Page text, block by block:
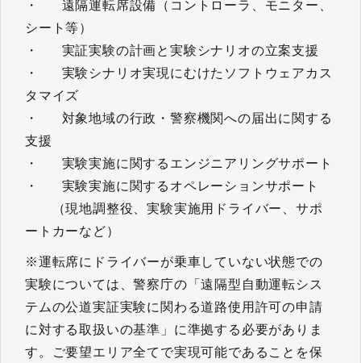
・ 遠隔運転席設備（コントローラ、モニター、
シート等）
・ 実証実験の計画と実験シナリオの立案支援
・ 実験シナリオ実現にむけたソフトウェアカス
タマイズ
・ 対象地域の行政・警察機関への届出に関する
支援
・ 実験実施に関するエンジニアリングサポート
・ 実験実施に関するオペレーションサポート
（現地調整役、実験実施用ドライバー、サポ
ートカーなど）
※運転席にドライバーが乗車していない状態での
実験については、警察庁の「遠隔型自動運転シス
テムの公道実証実験に関わる道路使用許可の申請
に対する取扱いの基準」に準拠する必要がありま
す。ご要望エリア全てで実現可能であることを保